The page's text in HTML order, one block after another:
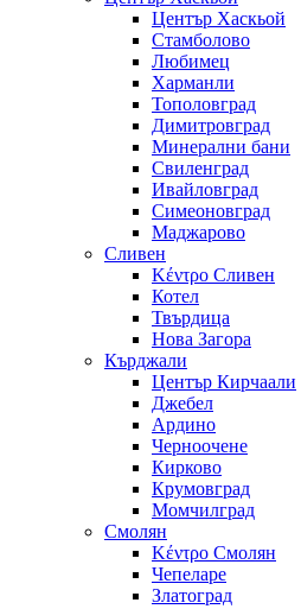
Център Хаскьой
Стамболово
Любимец
Харманли
Тополовград
Димитровград
Минерални бани
Свиленград
Ивайловград
Симеоновград
Маджарово
Сливен
Κέντρο Сливен
Котел
Твърдица
Нова Загора
Кърджали
Център Кирчаали
Джебел
Ардино
Черноочене
Кирково
Крумовград
Момчилград
Смолян
Κέντρο Смолян
Чепеларе
Златоград